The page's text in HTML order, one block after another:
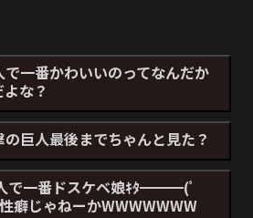
で一番かわいいのってなんだか
な？
の巨人最後までちゃんと見た？
で一番ドスケベ娘ｷﾀ━━━(ﾟ
じゃねーかWWWWWWW